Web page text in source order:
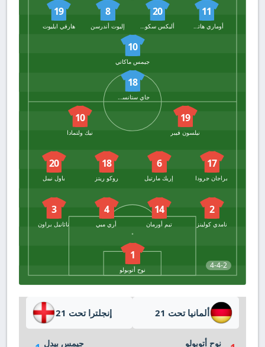
11
أوماري هاتشينسون
20
أليكس سكوت
8
إليوت أندرسن
19
هارفي ايليوت
10
جيمس ماكاتي
18
جاي ستانسفيلد
4-4-2
19
نيلسون فيبر
10
نيك ولتمادا
17
براجان جرودا
6
إريك مارتيل
18
روكو ريتز
20
باول نيبل
2
نامدي كولينز
14
تيم أورمان
4
أري مبي
3
ناثانيل براون
1
نوح أتوبولو
إنجلترا تحت 21
جيمس بيدل
ألمانيا تحت 21
نوح أتوبولو